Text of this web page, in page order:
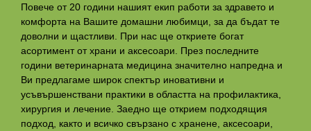
Повече от 20 години нашият екип работи за здравето и
комфорта на Вашите домашни любимци, за да бъдат те
доволни и щастливи. При нас ще откриете богат
асортимент от храни и аксесоари. През последните
години ветеринарната медицина значително напредна и
Ви предлагаме широк спектър иновативни и
усъвършенствани практики в областта на профилактикa,
хирургия и лечение. Заедно ще открием подходящия
подход, както и всичко свързано с хранене, аксесоари,